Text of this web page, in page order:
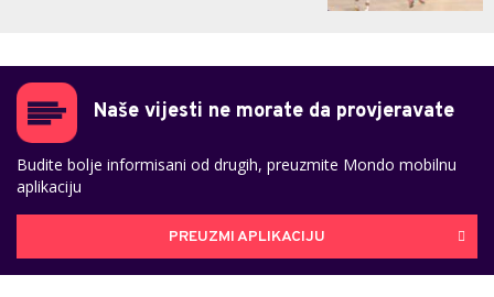
Naše vijesti ne morate da provjeravate
Budite bolje informisani od drugih, preuzmite Mondo mobilnu
aplikaciju
PREUZMI APLIKACIJU